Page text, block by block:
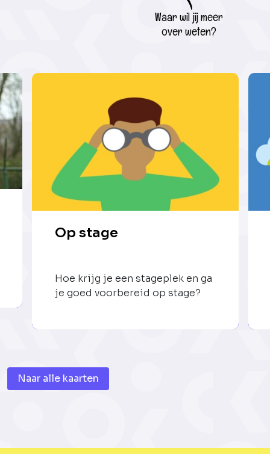
Waar wil jij meer
over weten?
Op stage
Hoe krijg je een stageplek en ga
je goed voorbereid op stage?
Naar alle kaarten